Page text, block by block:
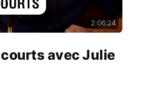
2:06:24
avec Julie